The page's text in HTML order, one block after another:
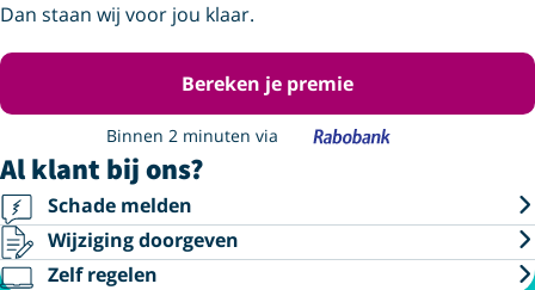
Dan staan wij voor jou klaar.
Bereken je premie
Binnen 2 minuten via
Al klant bij ons?
Schade melden
Wijziging doorgeven
Zelf regelen